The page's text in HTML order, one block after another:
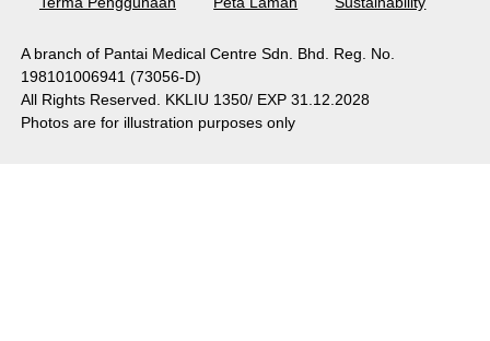
A branch of Pantai Medical Centre Sdn. Bhd. Reg. No.
198101006941 (73056-D)
All Rights Reserved. KKLIU 1350/ EXP 31.12.2028
Photos are for illustration purposes only